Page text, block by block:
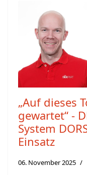
„Auf dieses
gewartet“ -
System
Einsatz
06. November 2025